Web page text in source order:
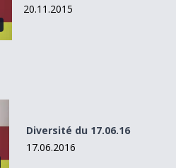
20.11.2015
Diversité du 17.06.16
17.06.2016